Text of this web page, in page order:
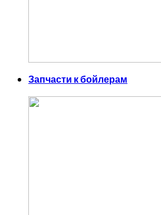
Запчасти к бойлерам